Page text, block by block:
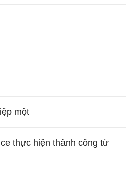
một
thực hiện thành công từ